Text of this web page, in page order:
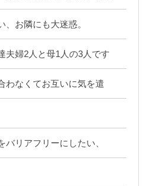
、お隣にも大迷惑。
夫婦2人と母1人の3人です
わなくてお互いに気を遣
バリアフリーにしたい、